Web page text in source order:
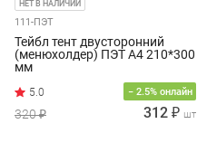
НЕТ В НАЛИЧИИ
111-ПЭТ
Тейбл тент двусторонний
(менюхолдер) ПЭТ А4 210*300
мм
− 2.5% онлайн
320 ₽ 312 ₽ шт